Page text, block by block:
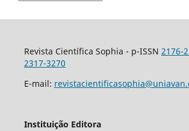
Revista Científica Sophia - p-ISSN 2176-
2317-3270
E-mail:
Instituição Editora